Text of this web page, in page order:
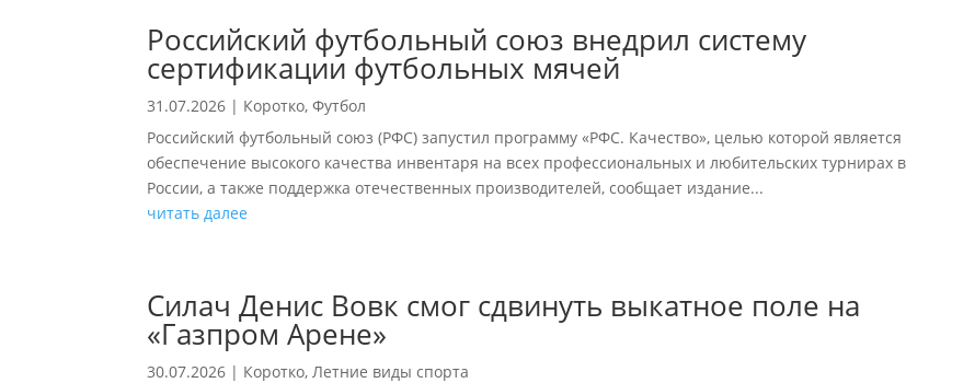
Российский футбольный союз внедрил систему
сертификации футбольных мячей
31.07.2026 | Коротко,Футбол
Российский футбольный союз (РФС) запустил программу «РФС. Качество», целью которой является
обеспечение высокого качества инвентаря на всех профессиональных и любительских турнирах в
России, а также поддержка отечественных производителей, сообщает издание...
читать далее
Силач Денис Вовк смог сдвинуть выкатное поле на
«Газпром Арене»
30.07.2026 | Коротко,Летние виды спорта